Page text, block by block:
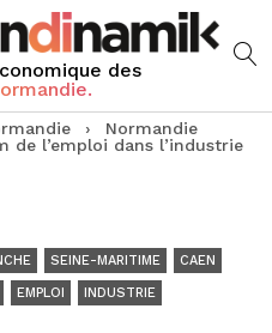
des
›
Normandie
de l’emploi dans l’industrie
SEINE-MARITIME CAEN
EMPLOI INDUSTRIE